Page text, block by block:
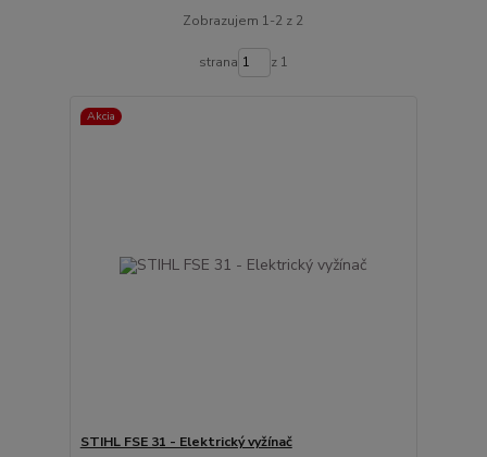
Zobrazujem 1-2 z 2
strana z 1
Akcia
STIHL FSE 31 - Elektrický vyžínač